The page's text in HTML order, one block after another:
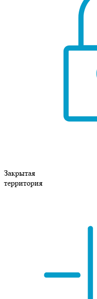
Закрытая
территория